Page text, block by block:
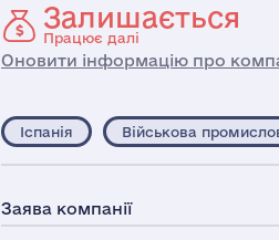
Залишається
Працює далі
Оновити інформацію про
Іспанія Військова
Заява компанії